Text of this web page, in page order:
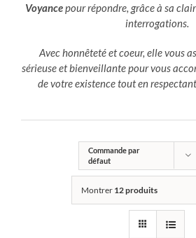
Voyancepour répondre, grâce à sa
interrogations.
Avec honnêteté et coeur, elle vous
sérieuse et bienveillante pour vous
de votre existence tout en
Commande par
défaut
Montrer 12 produits